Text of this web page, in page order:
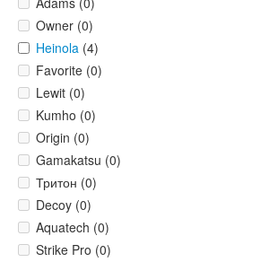
Owner (0)
Heinola (4)
Favorite (0)
Lewit (0)
Kumho (0)
Origin (0)
Gamakatsu (0)
Тритон (0)
Decoy (0)
Aquatech (0)
Strike Pro (0)